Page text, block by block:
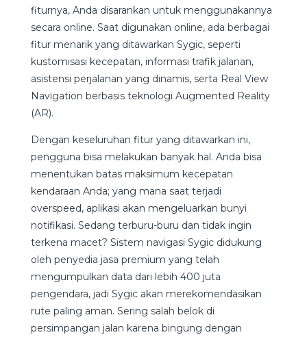
fiturnya, Anda disarankan untuk menggunakannya
secara online. Saat digunakan online, ada berbagai
fitur menarik yang ditawarkan Sygic, seperti
kustomisasi kecepatan, informasi trafik jalanan,
asistensi perjalanan yang dinamis, serta Real View
Navigation berbasis teknologi Augmented Reality
(AR).
Dengan keseluruhan fitur yang ditawarkan ini,
pengguna bisa melakukan banyak hal. Anda bisa
menentukan batas maksimum kecepatan
kendaraan Anda; yang mana saat terjadi
overspeed, aplikasi akan mengeluarkan bunyi
notifikasi. Sedang terburu-buru dan tidak ingin
terkena macet? Sistem navigasi Sygic didukung
oleh penyedia jasa premium yang telah
mengumpulkan data dari lebih 400 juta
pengendara, jadi Sygic akan merekomendasikan
rute paling aman. Sering salah belok di
persimpangan jalan karena bingung dengan